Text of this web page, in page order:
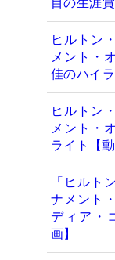
ヒルトン
メント・
佳のハイ
ヒルトン
メント・
ライト【動
「ヒルト
ナメント
ディア・
画】